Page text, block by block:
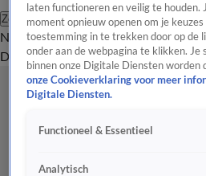
Zoeken
Nieuws van de DagOpinie van de
Dag
Video'sUitzendingen Podcast
laten functioneren en veilig te houden.
moment opnieuw openen om je
toestemming in te trekken door op de
onder aan de webpagina te klikken. Je
binnen onze Digitale Diensten worden
onze Cookieverklaring voor meer
Digitale Diensten.
Functioneel & Essentieel
Analytisch